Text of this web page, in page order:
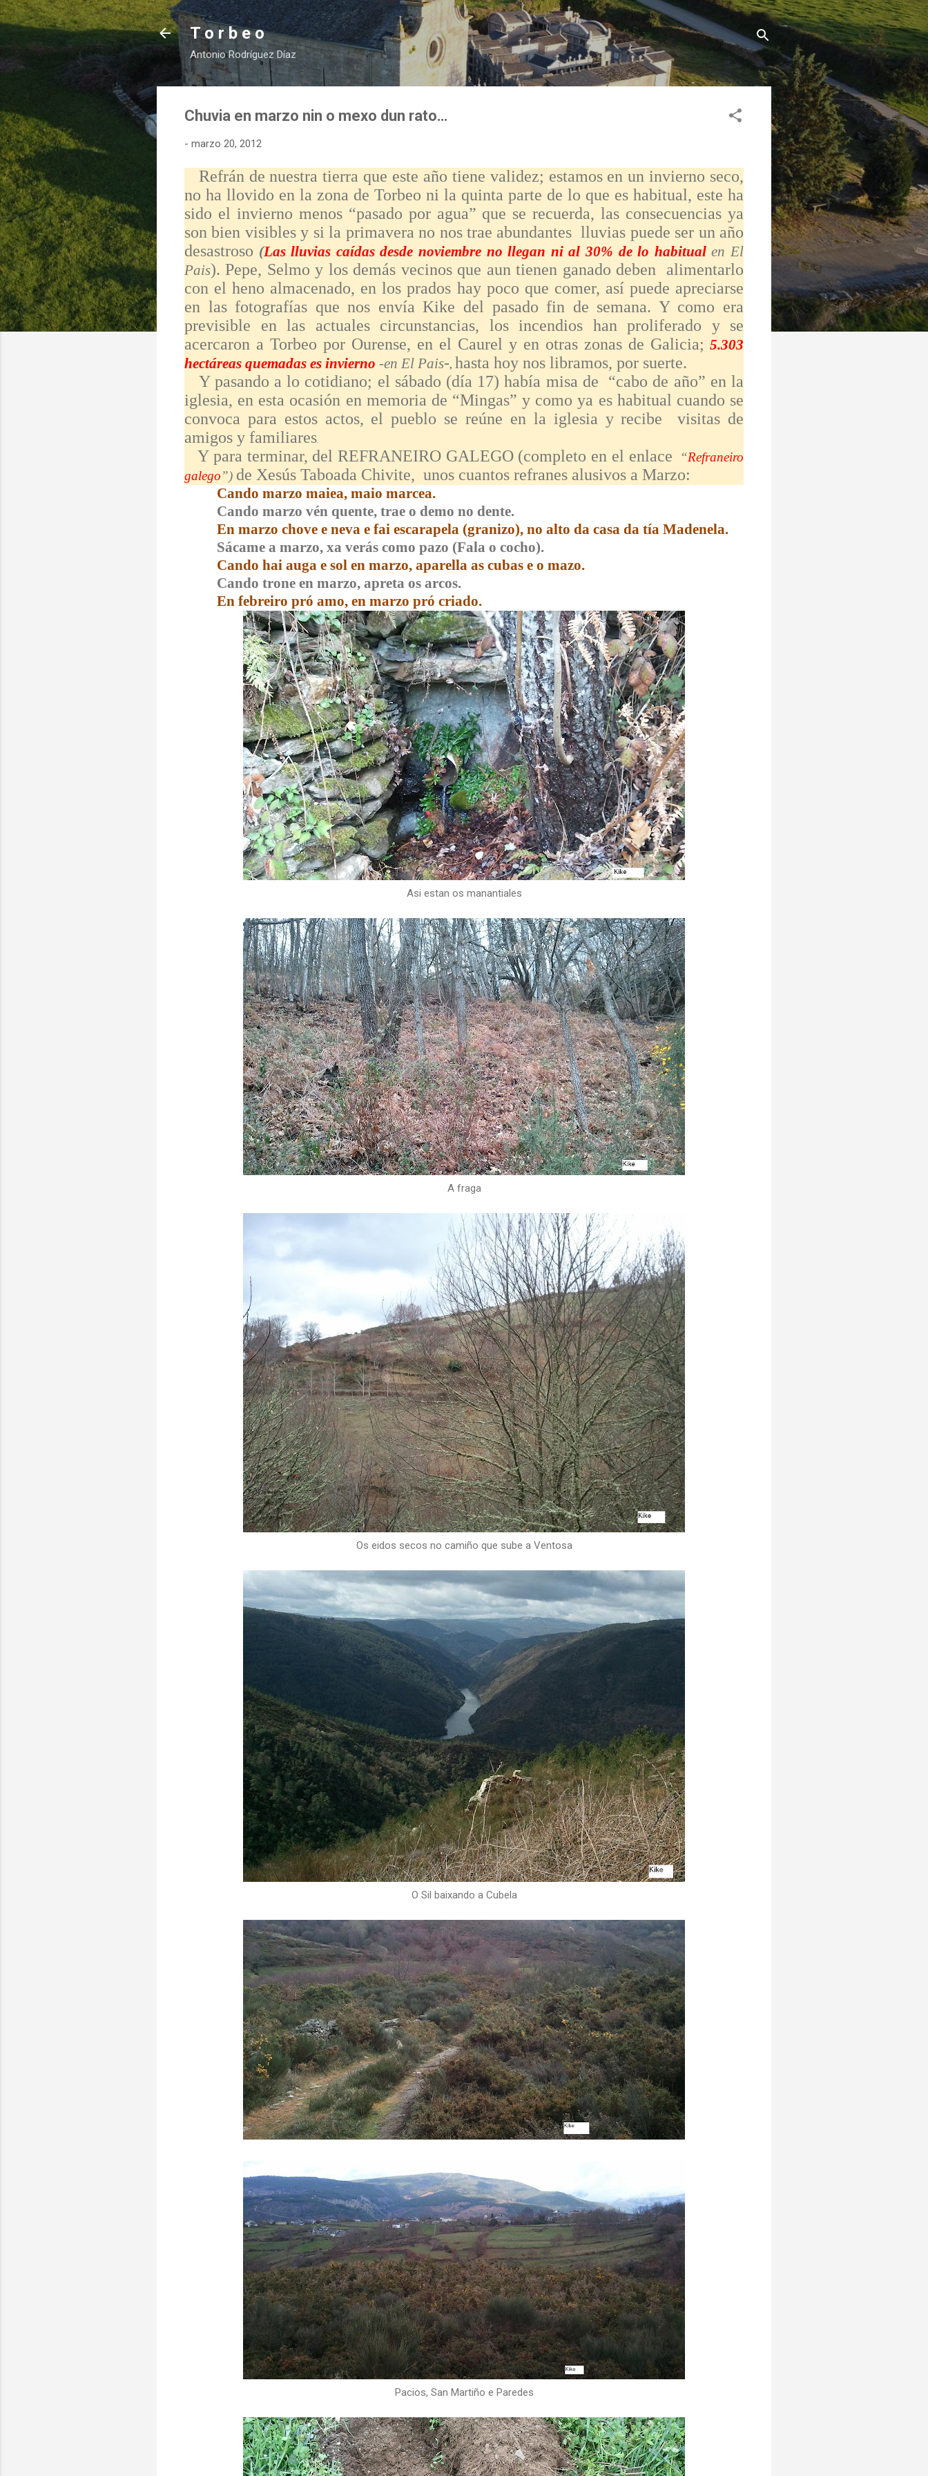
Ir al contenido principal
T o r b e o
Antonio Rodríguez Díaz
Chuvia en marzo nin o mexo dun rato…
- marzo 20, 2012
Refrán de nuestra tierra que este año tiene validez; estamos en un invierno seco,
no ha llovido en la zona de Torbeo ni la quinta parte de lo que es habitual, este ha
sido el invierno menos “pasado por agua” que se recuerda, las consecuencias ya
son bien visibles y si la primavera no nos trae abundantes lluvias puede ser un año
desastroso (Las lluvias caídas desde noviembre no llegan ni al 30% de lo habitualen El
Pais). Pepe, Selmo y los demás vecinos que aun tienen ganado deben alimentarlo
con el heno almacenado, en los prados hay poco que comer, así puede apreciarse
en las fotografías que nos envía Kike del pasado fin de semana. Y como era
previsible en las actuales circunstancias, los incendios han proliferado y se
acercaron a Torbeo por Ourense, en el Caurel y en otras zonas de Galicia; 5.303
hectáreas quemadas es invierno -en El Pais-, hasta hoy nos libramos, por suerte.
Y pasando a lo cotidiano; el sábado (día 17) había misa de “cabo de año” en la
iglesia, en esta ocasión en memoria de “Mingas” y como ya es habitual cuando se
convoca para estos actos, el pueblo se reúne en la iglesia y recibe visitas de
amigos y familiares
Y para terminar, del REFRANEIRO GALEGO (completo en el enlace “Refraneiro
galego”) de Xesús Taboada Chivite, unos cuantos refranes alusivos a Marzo:
Cando marzo maiea, maio marcea.
Cando marzo vén quente, trae o demo no dente.
En marzo chove e neva e fai escarapela (granizo), no alto da casa da tía Madenela.
Sácame a marzo, xa verás como pazo (Fala o cocho).
Cando hai auga e sol en marzo, aparella as cubas e o mazo.
Cando trone en marzo, apreta os arcos.
En febreiro pró amo, en marzo pró criado.
Asi estan os manantiales
A fraga
Os eidos secos no camiño que sube a Ventosa
O Sil baixando a Cubela
Pacios, San Martiño e Paredes